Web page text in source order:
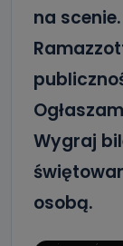
na
Wygraj
osobą.